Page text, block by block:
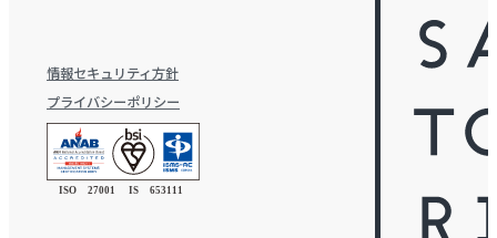
情報セキュリティ方針
プライバシーポリシー